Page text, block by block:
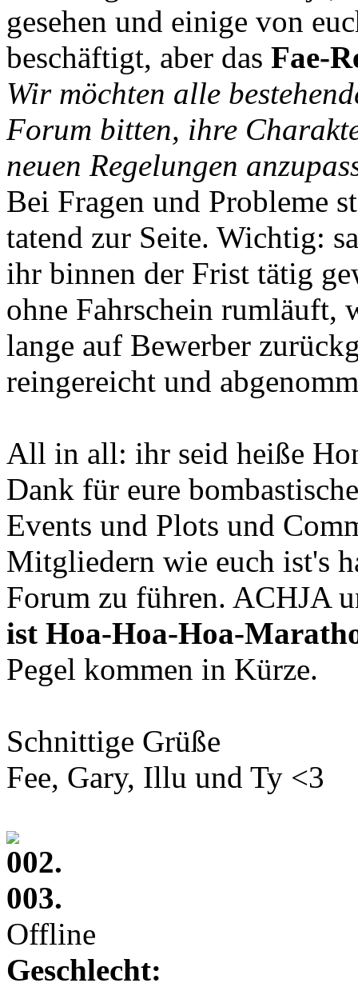
gesehen und einige von
beschäftigt, aber das Fae-
Wir möchten alle
Forum bitten, ihre
neuen Regelungen
Bei Fragen und Probleme
tatend zur Seite. Wichtig:
ihr binnen der Frist tätig
ohne Fahrschein rumläuft,
lange auf Bewerber
reingereicht und
All in all: ihr seid heiße
Dank für eure
Events und Plots und
Mitgliedern wie euch ist's
Forum zu führen. ACHJA
ist Hoa-Hoa-Hoa-
Pegel kommen in Kürze.
Schnittige Grüße
Fee, Gary, Illu und Ty <3
002.
003.
Offline
Geschlecht: